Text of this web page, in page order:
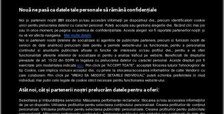
SPORT
strigați”
Nouă ne pasă ca datele tale personale să rămână confidențiale
Noi și partenerii noștri 201 stocăm și/sau accesăm informații pe dispozitivul dvs., precum identificatorii cookie
unici pentru prelucrarea datelor cu caracter personal. Puteți accepta sau gestiona alegerile dvs. făcând clic mai jos
sau în orice moment, pe pagina cu politica de confidențialitate. Aceste alegeri vor fi raportate partenerilor noștri și
nu vă vor afecta navigarea.
Mai multe detalii
Noi si partenerii nostri (retelele de socializare si agentiile de publicitate partenere, precum si furnizorii nostri de
servicii de date analitice) prelucram date pentru a permite website-ului sa functioneze, pentru a personaliza
continutul si anunturile publicitare afisate in functie de interesele si/sau profilul dvs., pentru a va oferi
functionalitati aferente retelelor de socializare si pentru a analiza traficul pe website. Beneficiati de drepturile
prevazute de art. 15-22 din GDPR in legatura cu prelucrarea datelor cu caracter personal. Aceste drepturi pot fi
exercitate prin modalitatea indicataaici . Prin click pe “ACCEPT TOATE”, acceptati folosirea tuturor Tehnologiilor de
tip Cookie, care implica inclusiv acceptul dvs. cu privire la stocarea/accesarea informatiilor de catre Vendor-ii cu
care colaboram. Prin click pe “VREAU SA MODIFIC SETARILE INDIVIDUAL” puteti schimba preferintele in mod
individual, mai putin cele legate de cookie strict necesare pentru functionarea website-ului.
Atât noi, cât și partenerii noștri prelucrăm datele pentru a oferi:
Dezvoltarea și îmbunătățirea serviciilor. Măsurarea performanței reclamelor. Stocarea și/sau accesarea informațiilor
de pe un dispozitiv. Utilizarea profilurilor pentru selectarea conținutului personalizat. Crearea profilurilor de conținut
personalizat. Utilizarea profilurilor pentru selectarea publicității personalizate. Crearea profilurilor pentru publicitate